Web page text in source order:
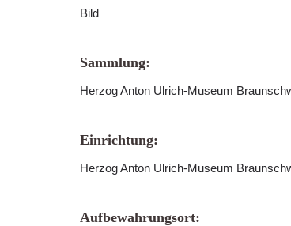
Bild
Sammlung:
Herzog Anton Ulrich-Museum
Einrichtung:
Herzog Anton Ulrich-Museum
Aufbewahrungsort: